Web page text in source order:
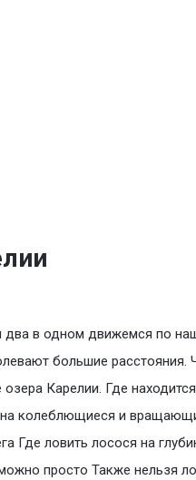
два в одном движемся по
большие расстояния.
Карелии. Где находится
колеблющиеся и
Где ловить лосося на
просто Также нельзя